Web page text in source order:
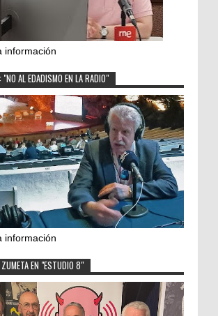
información
"NO AL EDADISMO EN LA RADIO"
información
EN "ESTUDIO 8"